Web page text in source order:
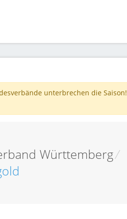
unterbrechen die Saison!
Württemberg/